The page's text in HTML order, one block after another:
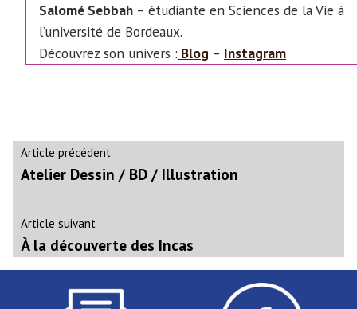
Salomé Sebbah – étudiante en Sciences de la Vie à
l’université de Bordeaux.
Découvrez son univers : Blog – Instagram
Navigation
de
l’article
Article précédent
précédent :
Atelier Dessin / BD / Illustration
Article suivant
suivant
À la découverte des Incas